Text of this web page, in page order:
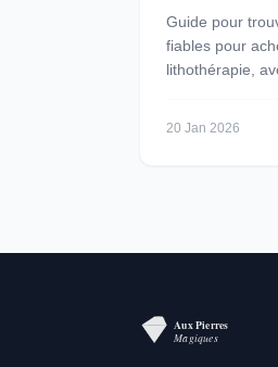
Guide pour
fiables pour
lithothérapie,
20 Jan 2026